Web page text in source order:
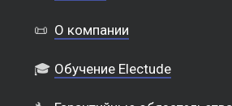
📜 О компании
🎓 Обучение Electude